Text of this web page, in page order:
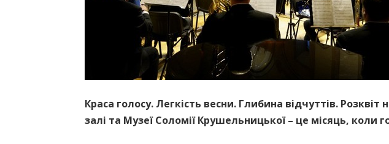
Краса голосу. Легкість весни. Глибина відчуттів.
залі та Музеї Соломії Крушельницької – це місяць, коли